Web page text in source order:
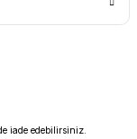
iade edebilirsiniz.